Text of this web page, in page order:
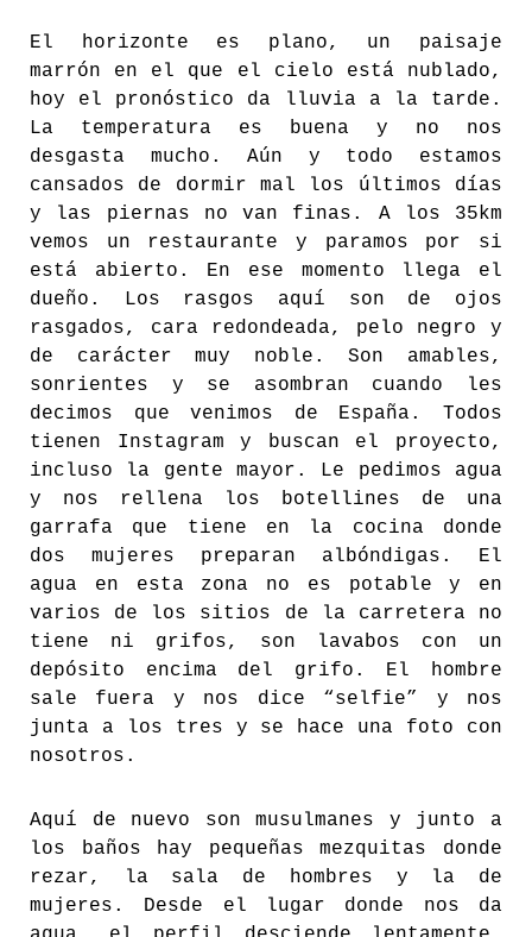
El horizonte es plano, un paisaje
marrón en el que el cielo está nublado,
hoy el pronóstico da lluvia a la tarde.
La temperatura es buena y no nos
desgasta mucho. Aún y todo estamos
cansados de dormir mal los últimos días
y las piernas no van finas. A los 35km
vemos un restaurante y paramos por si
está abierto. En ese momento llega el
dueño. Los rasgos aquí son de ojos
rasgados, cara redondeada, pelo negro y
de carácter muy noble. Son amables,
sonrientes y se asombran cuando les
decimos que venimos de España. Todos
tienen Instagram y buscan el proyecto,
incluso la gente mayor. Le pedimos agua
y nos rellena los botellines de una
garrafa que tiene en la cocina donde
dos mujeres preparan albóndigas. El
agua en esta zona no es potable y en
varios de los sitios de la carretera no
tiene ni grifos, son lavabos con un
depósito encima del grifo. El hombre
sale fuera y nos dice “selfie” y nos
junta a los tres y se hace una foto con
nosotros.
Aquí de nuevo son musulmanes y junto a
los baños hay pequeñas mezquitas donde
rezar, la sala de hombres y la de
mujeres. Desde el lugar donde nos da